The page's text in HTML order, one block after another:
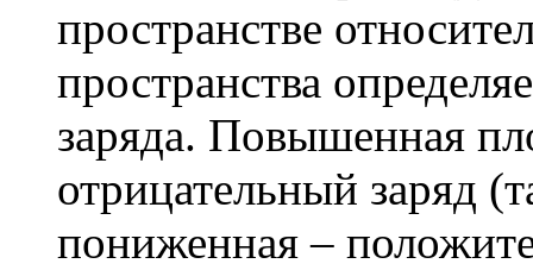
пространстве
пространства
заряда. Повышенная
отрицательный заряд
пониженная –